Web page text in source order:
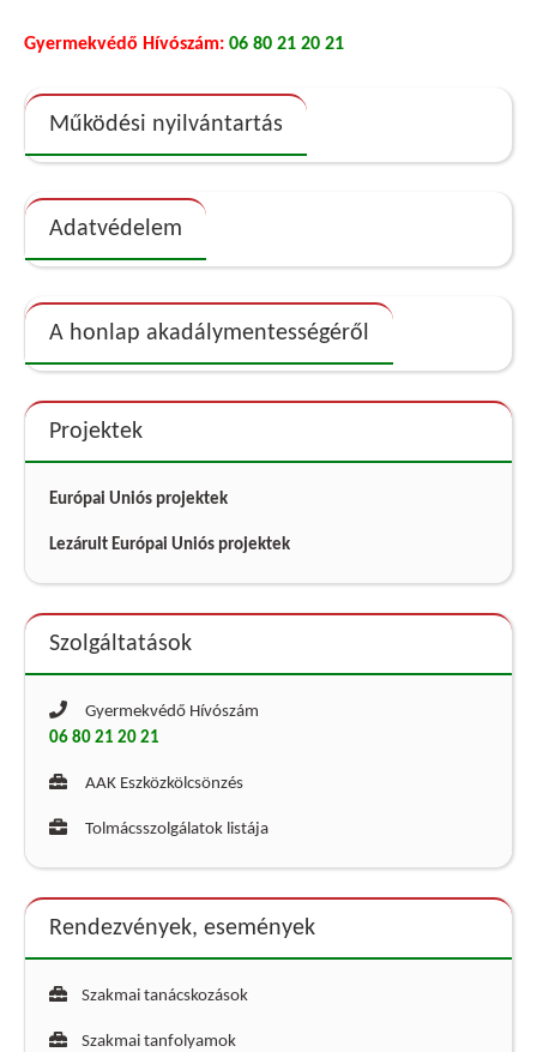
Gyermekvédő Hívószám: 06 80 21 20 21
Működési nyilvántartás
Adatvédelem
A honlap akadálymentességéről
Projektek
Európai Uniós projektek
Lezárult Európai Uniós projektek
Szolgáltatások
Gyermekvédő Hívószám
06 80 21 20 21
AAK Eszközkölcsönzés
Tolmácsszolgálatok listája
Rendezvények, események
Szakmai tanácskozások
Szakmai tanfolyamok